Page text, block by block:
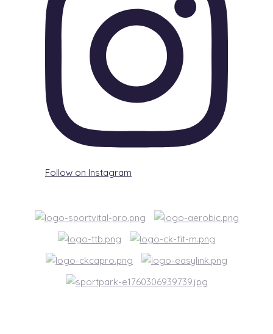
Follow on Instagram